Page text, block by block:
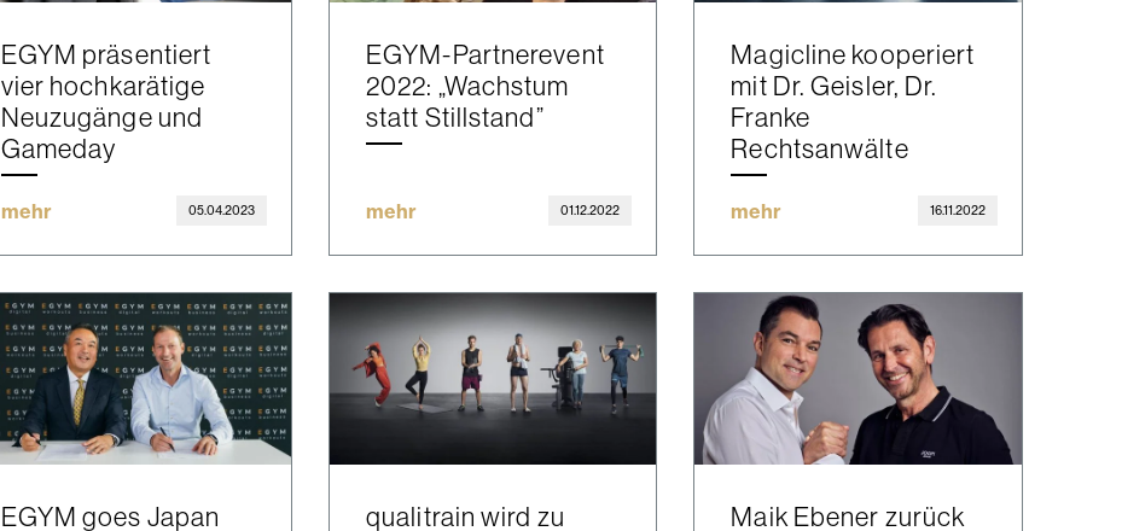
EGYM präsentiert
vier hochkarätige
Neuzugänge und
Gameday
mehr 05.04.2023
EGYM-Partnerevent
2022: „Wachstum
statt Stillstand”
mehr 01.12.2022
Magicline kooperiert
mit Dr. Geisler, Dr.
Franke
Rechtsanwälte
mehr 16.11.2022
EGYM goes Japan
qualitrain wird zu
Maik Ebener zurück